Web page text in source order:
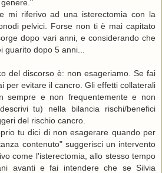
mi riferivo ad una isterectomia con la
pelvici. Forse non ti è mai capitato
dopo vari anni, e considerando che
guarito dopo 5 anni...
del discorso è: non esageriamo. Se fai
per evitare il cancro. Gli effetti collaterali
sempre e non frequentemente e non
tu) nella bilancia rischi/benefici
del rischio cancro.
tu dici di non esagerare quando per
contenuto" suggerisci un intervento
come l'isterectomia, allo stesso tempo
avanti e fai intendere che se Silvia